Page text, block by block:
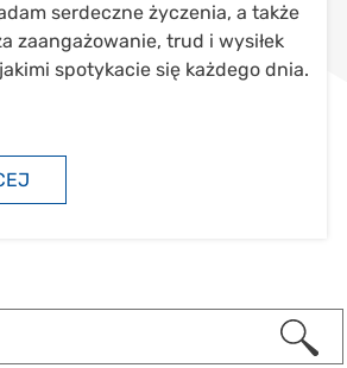
serdeczne życzenia, a także
zaangażowanie, trud i wysiłek
spotykacie się każdego dnia.